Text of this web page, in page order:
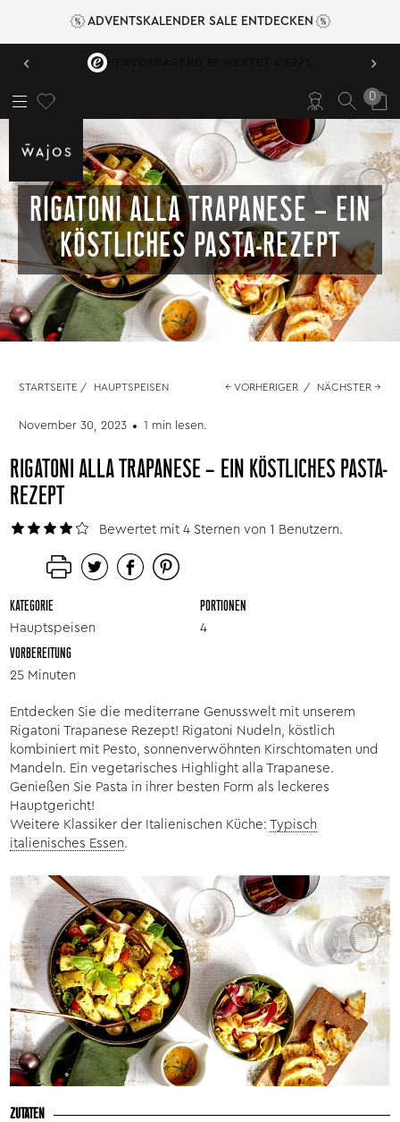
ADVENTSKALENDER SALE ENTDECKEN
‹ ›
0
RIGATONI ALLA TRAPANESE – EIN
KÖSTLICHES PASTA-REZEPT
STARTSEITE / HAUPTSPEISEN ← VORHERIGER / NÄCHSTER →
November 30, 2023 1 min lesen.
RIGATONI ALLA TRAPANESE – EIN KÖSTLICHES PASTA-
REZEPT
Bewertet mit 4 Sternen von 1 Benutzern.
KATEGORIE
Hauptspeisen
PORTIONEN
4
VORBEREITUNG
25 Minuten
Entdecken Sie die mediterrane Genusswelt mit unserem
Rigatoni Trapanese Rezept! Rigatoni Nudeln, köstlich
kombiniert mit Pesto, sonnenverwöhnten Kirschtomaten und
Mandeln. Ein vegetarisches Highlight alla Trapanese.
Genießen Sie Pasta in ihrer besten Form als leckeres
Hauptgericht!
Weitere Klassiker der Italienischen Küche:Typisch
italienisches Essen.
ZUTATEN